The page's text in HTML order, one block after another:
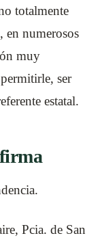
totalmente
en numerosos
muy
ser
estatal.
Pcia. de San